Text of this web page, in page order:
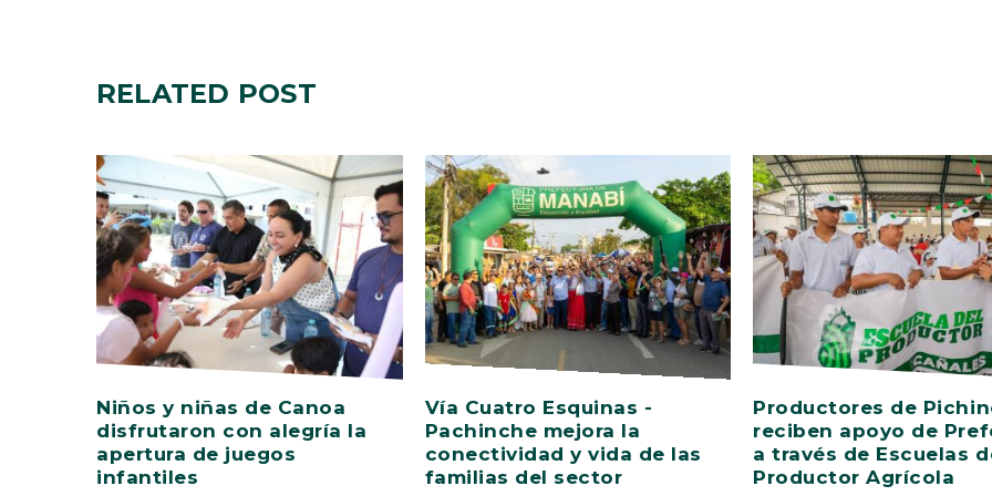
RELATED POST
Niños y niñas de Canoa
disfrutaron con alegría la
apertura de juegos
infantiles
Vía Cuatro Esquinas -
Pachinche mejora la
conectividad y vida de las
familias del sector
Productores de
reciben apoyo de
a través de Escuelas
Productor Agrícola